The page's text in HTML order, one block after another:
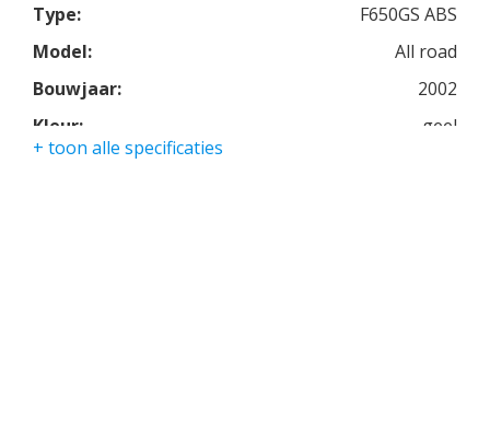
Type:
F650GS ABS
Model:
All road
Bouwjaar:
2002
Kleur:
geel
+ toon alle specificaties